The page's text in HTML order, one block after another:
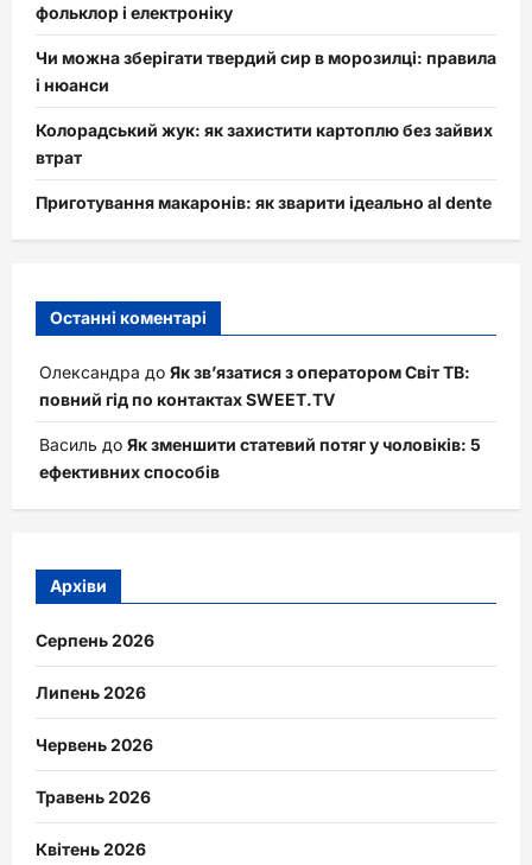
фольклор і електроніку
Чи можна зберігати твердий сир в морозилці: правила
і нюанси
Колорадський жук: як захистити картоплю без зайвих
втрат
Приготування макаронів: як зварити ідеально al dente
Останні коментарі
Олександра до Як зв’язатися з оператором Світ ТВ:
повний гід по контактах SWEET.TV
Василь до Як зменшити статевий потяг у чоловіків: 5
ефективних способів
Архіви
Серпень 2026
Липень 2026
Червень 2026
Травень 2026
Квітень 2026